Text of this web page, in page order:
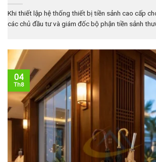
Khi thiết lập hệ thống thiết bị tiền sảnh cao cấp
các chủ đầu tư và giám đốc bộ phận tiền sảnh
04
Th8